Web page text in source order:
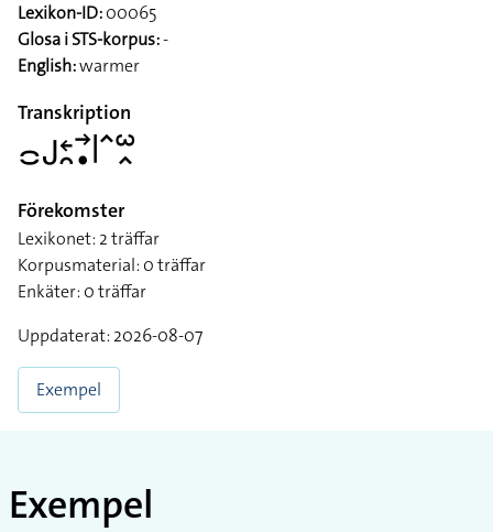
Lexikon-ID:00065
Glosa i STS-korpus:-
English:warmer
Transkription
􌤌􌤢􌥓􌥘􌥣􌥡􌥼􌥦􌥱􌥿
Förekomster
Lexikonet: 2 träffar
Korpusmaterial: 0 träffar
Enkäter: 0 träffar
Uppdaterat: 2026-08-07
Exempel
Exempel